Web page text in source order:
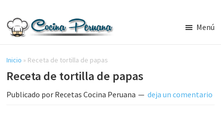
contenido
lateral
principal
Cocina
Peruana,
Recetas
de
Comida
Menú
Inicio » Receta de tortilla de papas
Receta de tortilla de papas
Publicado por Recetas Cocina Peruana deja un comentario